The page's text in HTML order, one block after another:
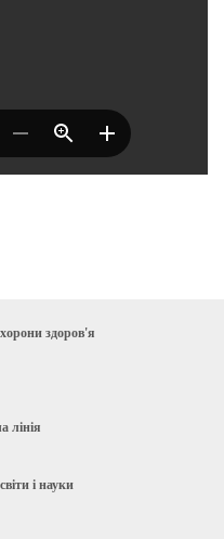
здоров'я
лінія
і науки